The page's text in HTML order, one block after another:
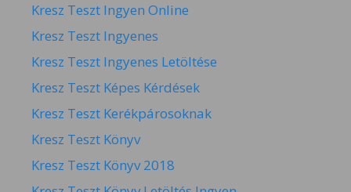
Kresz Teszt Ingyen Online
Kresz Teszt Ingyenes
Kresz Teszt Ingyenes Letöltése
Kresz Teszt Képes Kérdések
Kresz Teszt Kerékpárosoknak
Kresz Teszt Könyv
Kresz Teszt Könyv 2018